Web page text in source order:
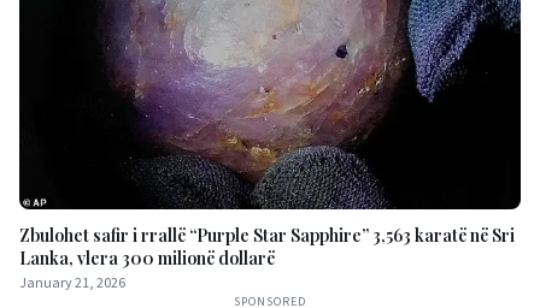
Zbulohet safir i rrallë “Purple Star Sapphire” 3,563 karatë në Sri
Lanka, vlera 300 milionë dollarë
January 21, 2026
SPONSORED